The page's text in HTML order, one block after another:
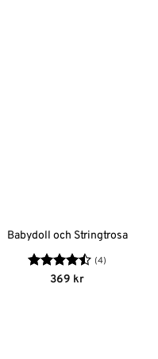
Babydoll och Stringtrosa
Betygsatt
(4)
369 kr